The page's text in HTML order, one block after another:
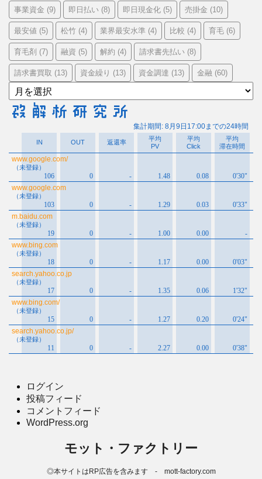
事業資金 (9) 即日払い (8) 即日現金化 (5) 売掛金 (10)
最安値 (5) 松竹 (4) 業界最安水準 (4) 比較 (4) 育毛 (6)
育毛剤 (7) 融資 (5) 解約 (4) 請求書先払い (8)
請求書買取 (13) 資金繰り (13) 資金調達 (13) 金融 (60)
ア
ー
カ
ログイン
投稿フィード
コメントフィード
WordPress.org
モット・ファクトリー
◎本サイトはRP広告を含みます - mott-factory.com